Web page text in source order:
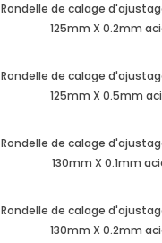
Rondelle de calage
125mm X 0.2mm
Rondelle de calage
125mm X 0.5mm
Rondelle de calage
130mm X 0.1mm
Rondelle de calage
130mm X 0.2mm